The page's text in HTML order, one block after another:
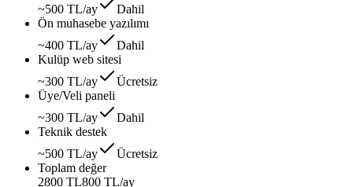
~500 TL/ay
Dahil
Ön muhasebe yazılımı
~400 TL/ay
Dahil
Kulüp web sitesi
~300 TL/ay
Ücretsiz
Üye/Veli paneli
~300 TL/ay
Dahil
Teknik destek
~500 TL/ay
Ücretsiz
Toplam değer
2800 TL800 TL/ay